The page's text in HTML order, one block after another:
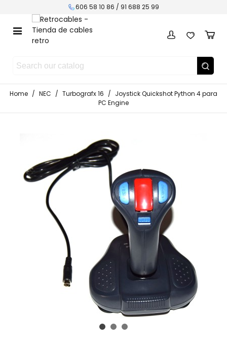
606 58 10 86 / 91 688 25 99
Home / NEC / Turbografx 16 / Joystick Quickshot Python 4 para
PC Engine